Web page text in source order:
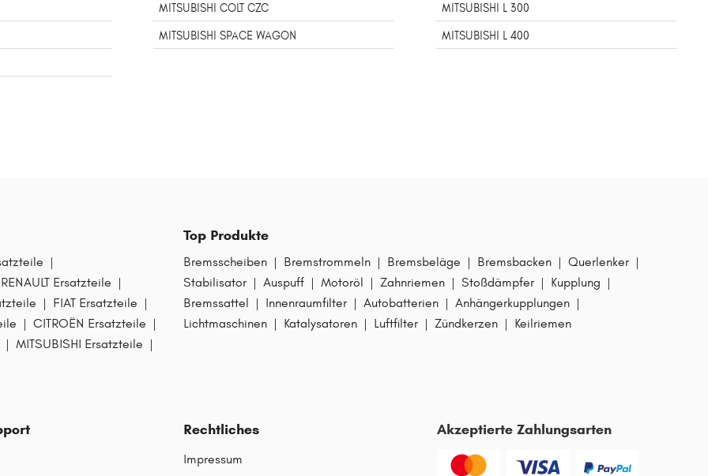
MITSUBISHI COLT CZC
MITSUBISHI SPACE WAGON
MITSUBISHI L 300
MITSUBISHI L 400
|
RENAULT Ersatzteile |
| FIAT Ersatzteile |
| CITROËN Ersatzteile |
| MITSUBISHI Ersatzteile |
Top Produkte
Bremsscheiben | Bremstrommeln | Bremsbeläge | Bremsbacken | Querlenker |
Stabilisator | Auspuff | Motoröl | Zahnriemen | Stoßdämpfer | Kupplung |
Bremssattel | Innenraumfilter | Autobatterien | Anhängerkupplungen |
Lichtmaschinen | Katalysatoren | Luftfilter | Zündkerzen | Keilriemen
Rechtliches
Impressum
Akzeptierte Zahlungsarten